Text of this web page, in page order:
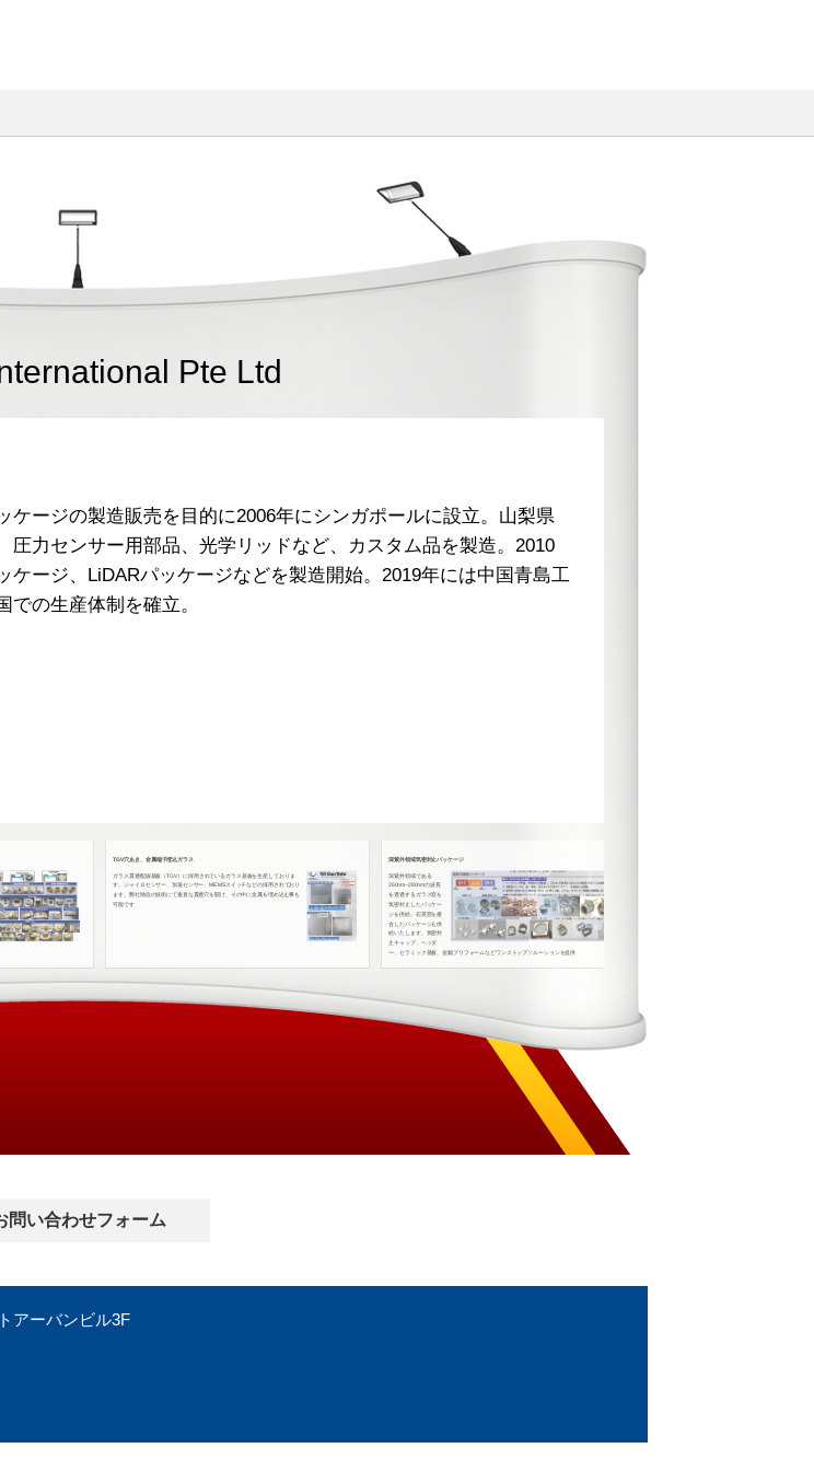
Pte Ltd
ージの製造販売を目的に2006年にシンガポールに設立。山梨県
力センサー用部品、光学リッドなど、カスタム品を製造。2010
ージ、LiDARパッケージなどを製造開始。2019年には中国青島工
の生産体制を確立。
TGV穴あき、金属端子埋込ガラス
ガラス貫通配線基板（TGV）に採用されているガラス基板を生産しておりま
す。ジャイロセンサー、加速センサー、MEMSスイッチなどの採用されており
ます。弊社独自の技術にて垂直な貫通穴を開け、その中に金属を埋め込む事も
可能です
深紫外領域気密封止パッケージ
深紫外領域である
260nm~280nmの波長
を透過するガラス窓を
気密封止したパッケー
ジを供給。石英窓を接
合したパッケージも供
給いたします。気密封
止キャップ、ヘッダ
ー、セラミック基板、金錫プリフォームなどワンストップソルーションを提供
問い合わせフォーム
アーバンビル3F